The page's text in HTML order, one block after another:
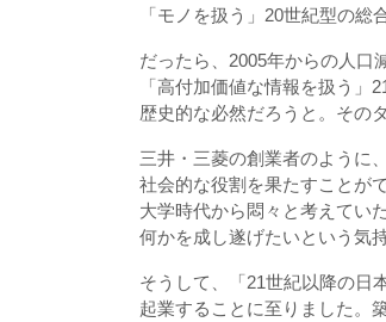
「モノを扱う」20世紀型の総
だったら、2005年からの人口
「高付加価値な情報を扱う」
歴史的な必然だろうと。その
三井・三菱の創業者のように
社会的な役割を果たすことが
大学時代から悶々と考えていた
何かを成し遂げたいという気
そうして、「21世紀以降の日
起業することに至りました。